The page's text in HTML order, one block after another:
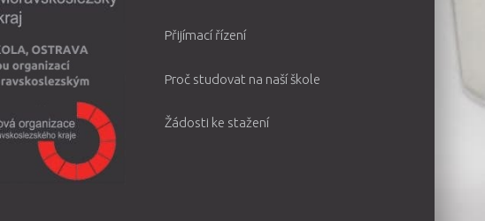
Přijímací řízení
Proč studovat na naší škole
Žádosti ke stažení